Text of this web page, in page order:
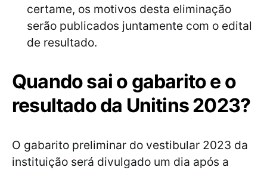
certame, os motivos desta eliminação
serão publicados juntamente com o edital
de resultado.
Quando sai o gabarito e o
resultado da Unitins 2023?
O gabarito preliminar do vestibular 2023 da
instituição será divulgado um dia após a